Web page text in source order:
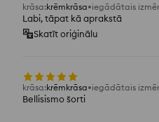
krāsa:krēmkrāsa iegādātais
Labi, tāpat kā aprakstā
Skatīt oriģinālu
krāsa:krēmkrāsa iegādātais
Bellisismo šorti